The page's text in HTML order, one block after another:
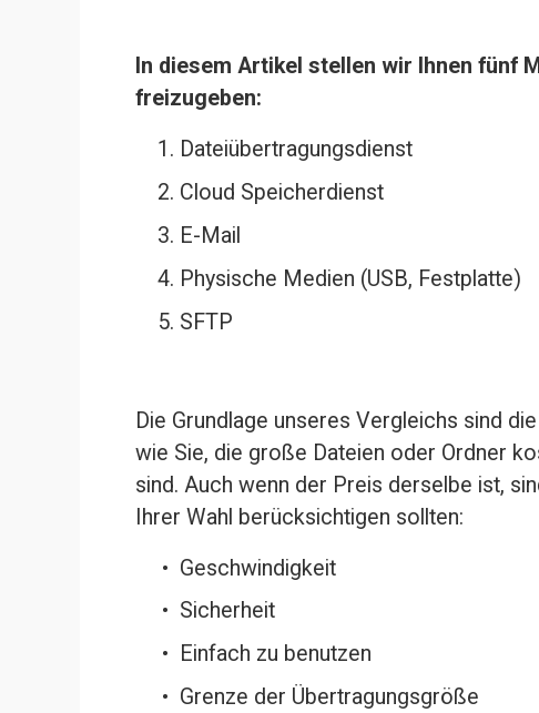
In diesem Artikel stellen wir Ihnen fünf
freizugeben:
Dateiübertragungsdienst
Cloud Speicherdienst
E-Mail
Physische Medien (USB, Festplatte)
SFTP
Die Grundlage unseres Vergleichs sind
wie Sie, die große Dateien oder Ordner
sind. Auch wenn der Preis derselbe ist,
Ihrer Wahl berücksichtigen sollten:
Geschwindigkeit
Sicherheit
Einfach zu benutzen
Grenze der Übertragungsgröße